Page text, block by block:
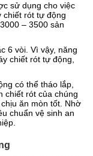
sử dụng cho việc
chiết rót tự động
– 3500 sản
6 vòi. Vì vậy, năng
chiết rót tự động,
có thể tháo lắp,
chiết rót của chúng
ăn mòn tốt. Nhờ
chuẩn vệ sinh an